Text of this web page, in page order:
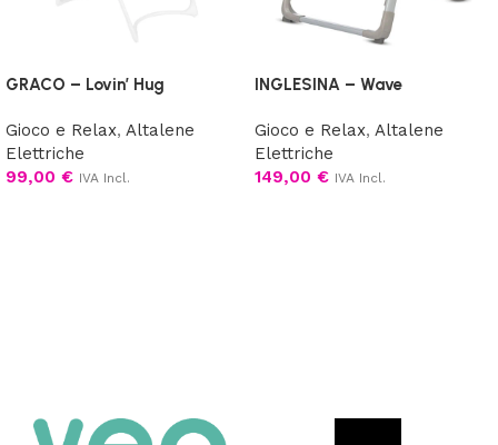
GRACO – Lovin’ Hug
Gioco e Relax, Altalene
Elettriche
99,00 € IVA Incl.
INGLESINA – Wave
Gioco e Relax, Altalene
Elettriche
149,00 € IVA Incl.